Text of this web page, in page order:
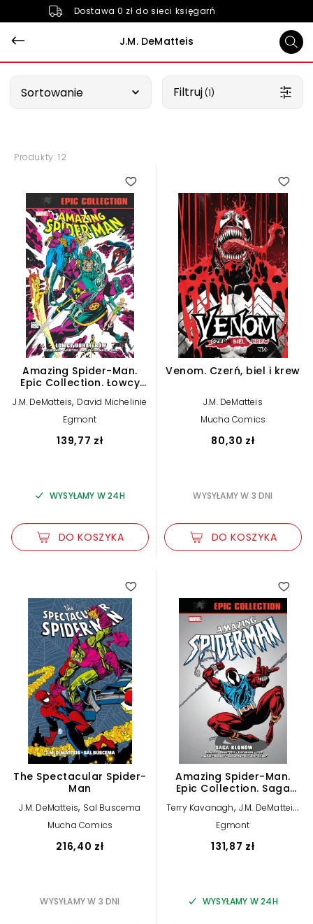
Dostawa 0 zł do sieci księgarń
J.M. DeMatteis
Sortowanie Filtruj (1)
Produkty: 12
Amazing Spider-Man.
Epic Collection. Łowcy
J.M. DeMatteis, David Michelinie
Egmont
139,77 zł
WYSYŁAMY W 24H
DO KOSZYKA
Venom. Czerń, biel i krew
J.M. DeMatteis
Mucha Comics
80,30 zł
WYSYŁAMY W 3 DNI
DO KOSZYKA
The Spectacular Spider-
Man
J.M. DeMatteis, Sal Buscema
Mucha Comics
216,40 zł
WYSYŁAMY W 3 DNI
Amazing Spider-Man.
Epic Collection. Saga
Terry Kavanagh, J.M. DeMatteis,
Howard Mackie Tom DeFalco
Tom Lyle
Egmont
131,87 zł
WYSYŁAMY W 24H